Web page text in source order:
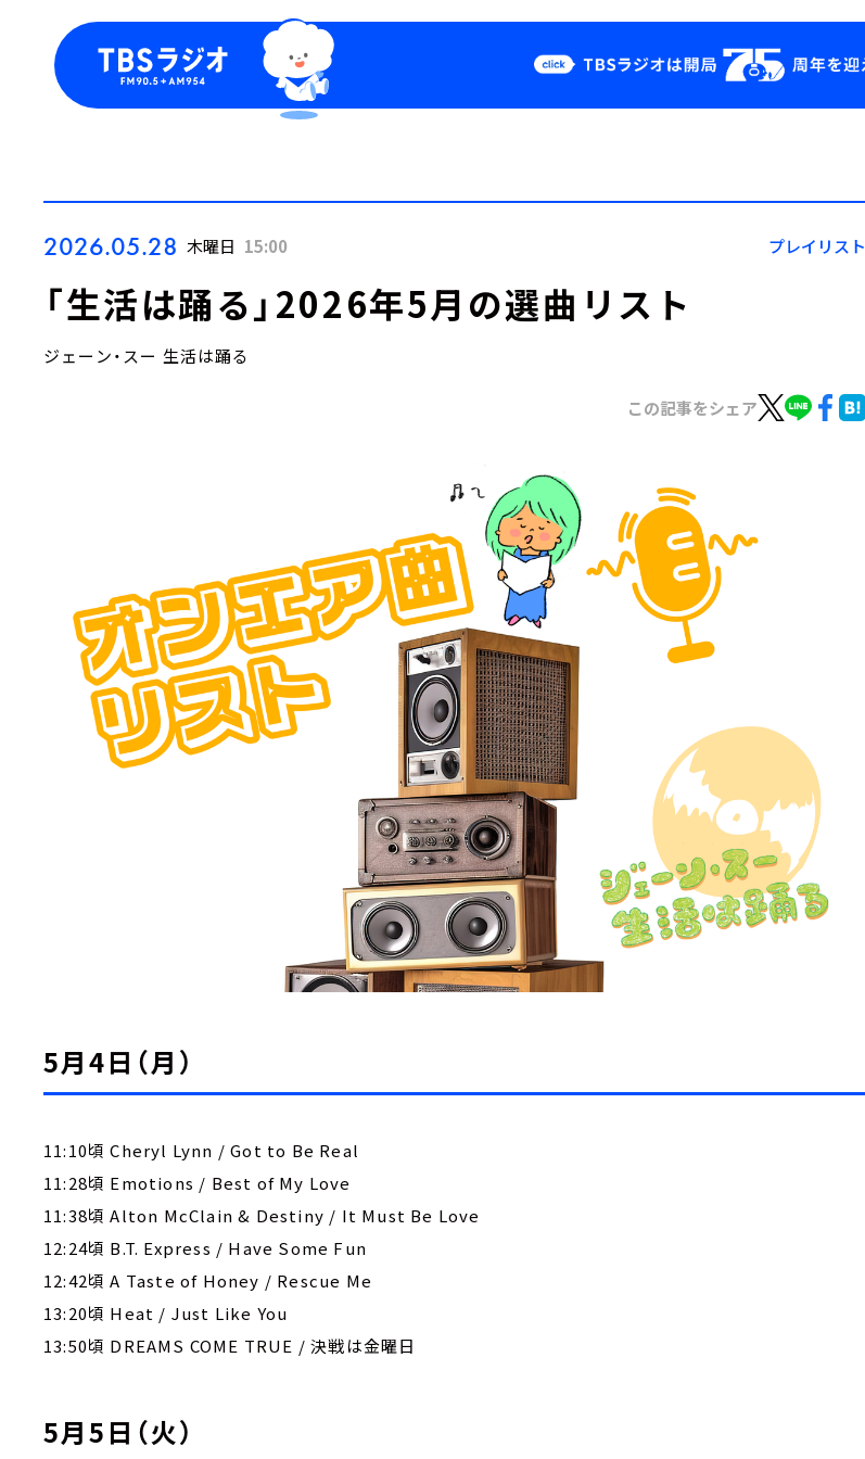
Podcast
YouTube
会社情報
2026.05.28 木曜日 15:00 プレイリスト
「生活は踊る」2026年5月の選曲リスト
ジェーン・スー 生活は踊る
この記事をシェア
5月4日（月）
11:10頃 Cheryl Lynn / Got to Be Real
11:28頃 Emotions / Best of My Love
11:38頃 Alton McClain & Destiny / It Must Be Love
12:24頃 B.T. Express / Have Some Fun
12:42頃 A Taste of Honey / Rescue Me
13:20頃 Heat / Just Like You
13:50頃 DREAMS COME TRUE / 決戦は金曜日
5月5日（火）